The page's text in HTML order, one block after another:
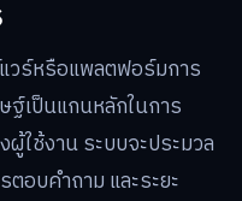
วร์หรือแพลตฟอร์มการ
ฐ์เป็นแกนหลักในการ
ใช้งาน ระบบจะประมวล
อบคำถาม และระยะ